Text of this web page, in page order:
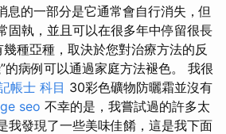
息的一部分是它通常會自行消失，但
固執，並且可以在很多年中停留很長
幾種亞種，取決於您對治療方法的反
的病例可以通過家庭方法褪色。 我很
帳士 科目 30彩色礦物防曬霜並沒有
seo 不幸的是，我嘗試過的許多太
我發現了一些美味佳餚，這是我下面